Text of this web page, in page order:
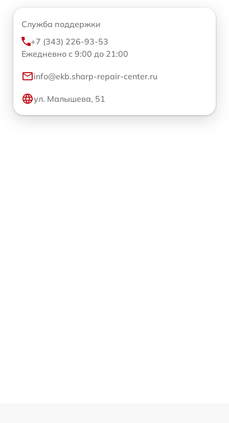
Служба поддержки
+7 (343) 226-93-53
Ежедневно с 9:00 до 21:00
info@ekb.sharp-repair-center.ru
ул. Малышева, 51